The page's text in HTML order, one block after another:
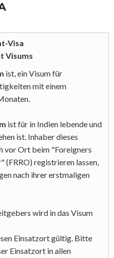
Visa
Visums
ist, ein Visum für
mit einem
ist für in Indien lebende und
ist. Inhaber dieses
vor Ort beim "Foreigners
registrieren lassen,
nach ihrer erstmaligen
wird in das Visum
Einsatzort gültig. Bitte
Einsatzort in allen